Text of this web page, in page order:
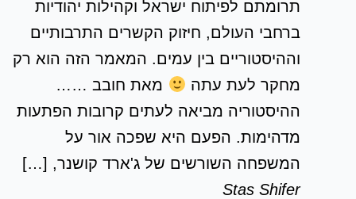
תרומתם לפיתוח ישראל וקהילות יהודיות
ברחבי העולם, חיזוק הקשרים התרבותיים
וההיסטוריים בין עמים. המאמר הזה הוא רק
מחקר לעת עתה
מאת חובב ……
ההיסטוריה מביאה לעתים קרובות הפתעות
מדהימות. הפעם היא שפכה אור על
המשפחה השורשים של ג'ארד קושנר, […]
Stas Shifer